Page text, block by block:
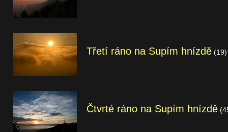
Třetí ráno na Supím hnízdě (19)
Čtvrté ráno na Supím hnízdě